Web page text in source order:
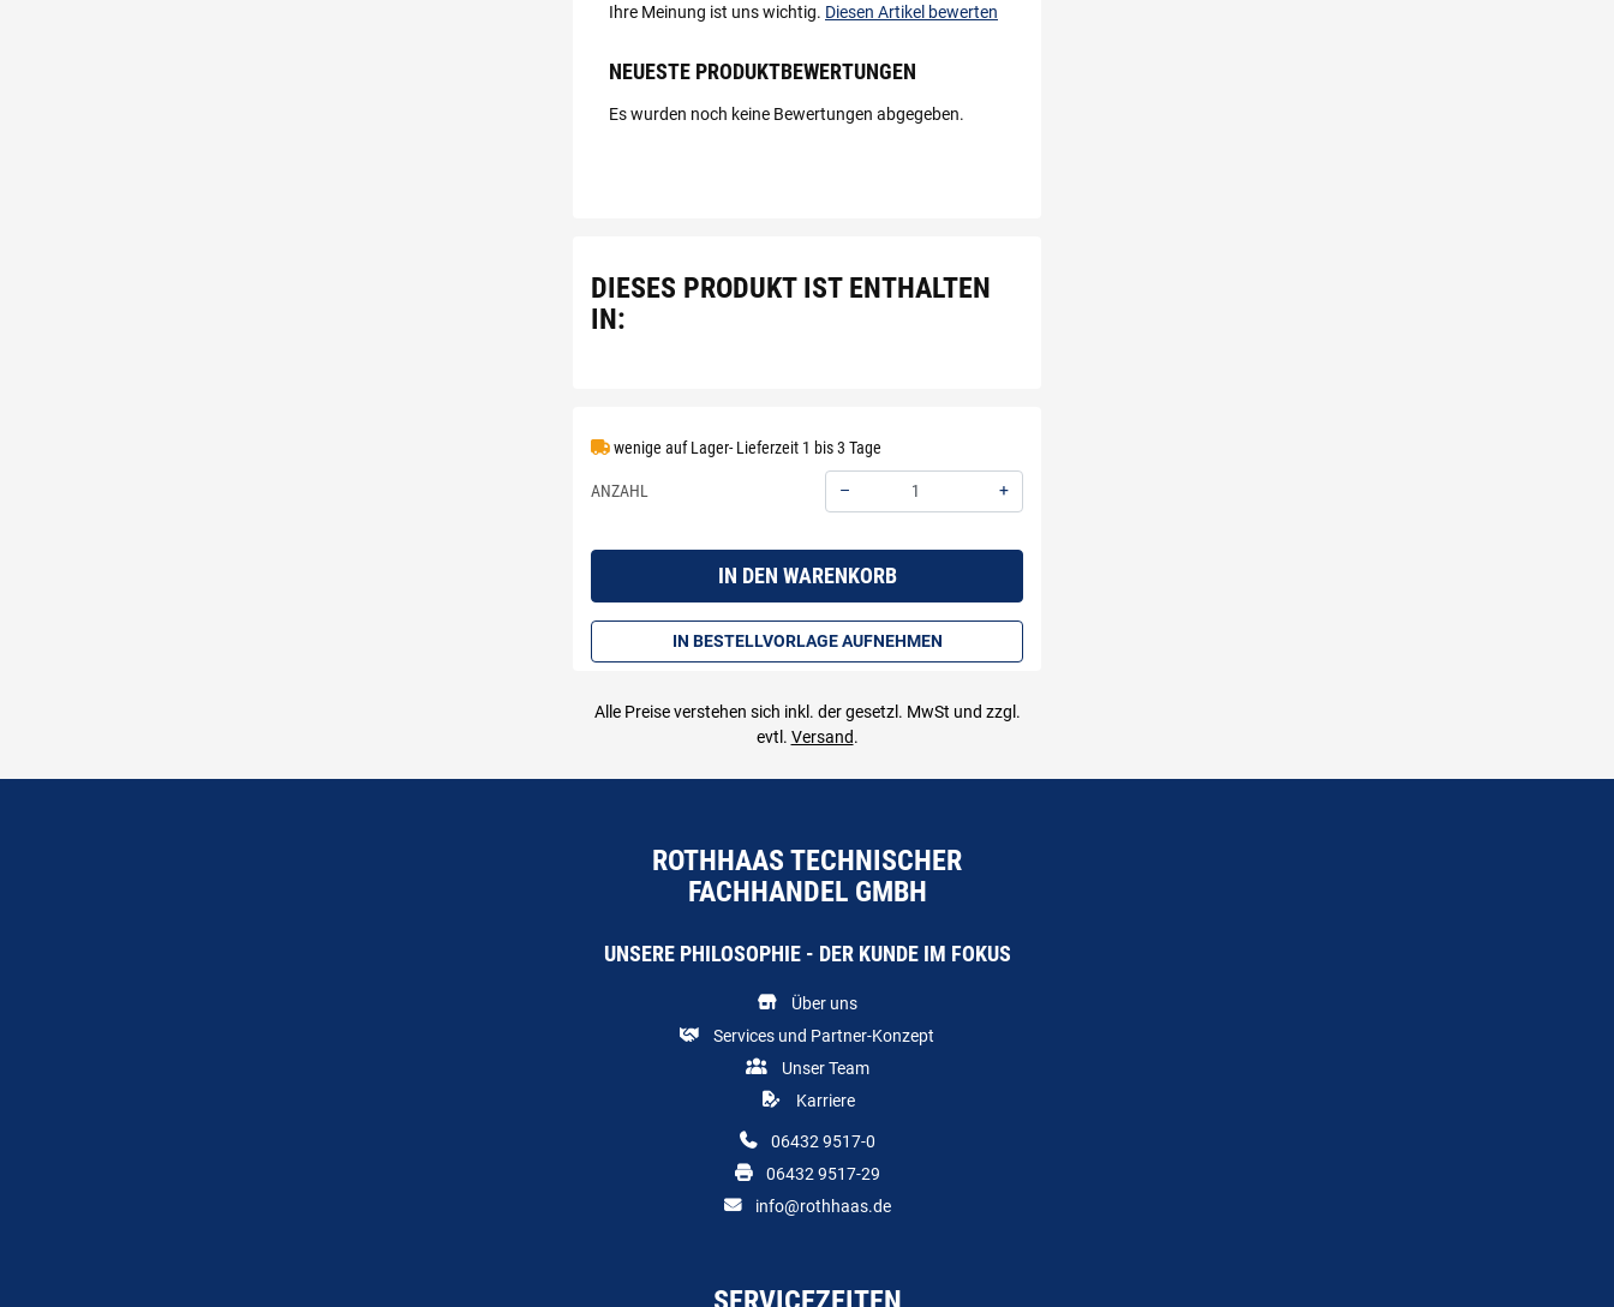
Ihre Meinung ist uns wichtig. Diesen Artikel bewerten
NEUESTE PRODUKTBEWERTUNGEN
Es wurden noch keine Bewertungen abgegeben.
DIESES PRODUKT IST ENTHALTEN
IN:
wenige auf Lager- Lieferzeit 1 bis 3 Tage
ANZAHL –
+
IN DEN WARENKORB
IN BESTELLVORLAGE AUFNEHMEN
Alle Preise verstehen sich inkl. der gesetzl. MwSt und zzgl.
evtl. Versand.
ROTHHAAS TECHNISCHER
FACHHANDEL GMBH
UNSERE PHILOSOPHIE - DER KUNDE IM FOKUS
Über uns
Services und Partner-Konzept
Unser Team
Karriere
06432 9517-0
06432 9517-29
info@rothhaas.de